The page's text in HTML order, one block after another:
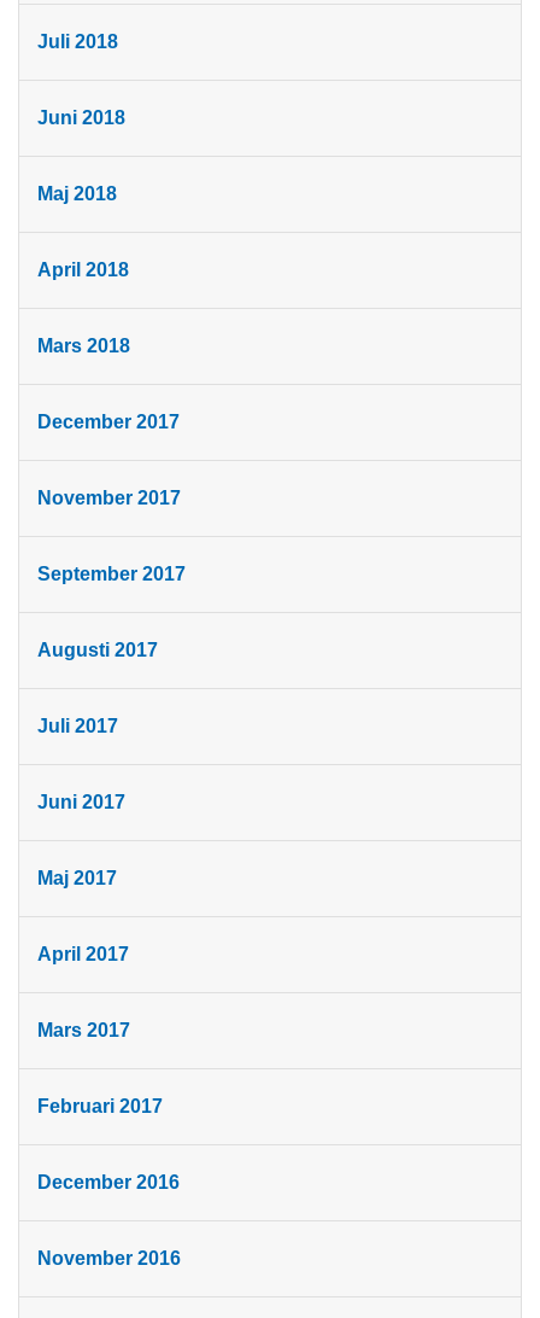
Juli 2018
Juni 2018
Maj 2018
April 2018
Mars 2018
December 2017
November 2017
September 2017
Augusti 2017
Juli 2017
Juni 2017
Maj 2017
April 2017
Mars 2017
Februari 2017
December 2016
November 2016